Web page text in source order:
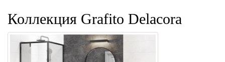
Коллекция Grafito Delacora